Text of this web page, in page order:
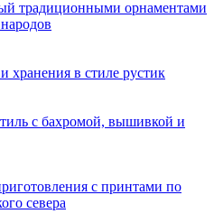
традиционными орнаментами
хранения в стиле рустик
с бахромой, вышивкой и
с принтами по
севера